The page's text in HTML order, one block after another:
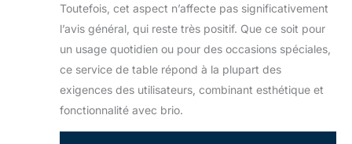
Toutefois, cet aspect n’affecte pas significativement
l’avis général, qui reste très positif. Que ce soit pour
un usage quotidien ou pour des occasions spéciales,
ce service de table répond à la plupart des
exigences des utilisateurs, combinant esthétique et
fonctionnalité avec brio.